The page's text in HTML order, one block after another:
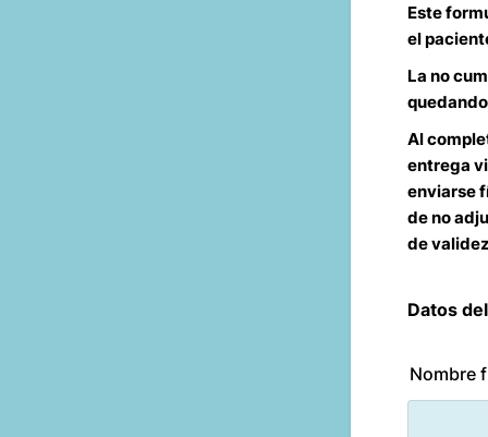
Este
el
La no
Al
entrega
enviarse
de no
de
Datos
Nombre